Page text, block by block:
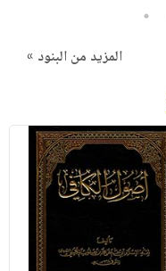
5
المزيد من البنود »